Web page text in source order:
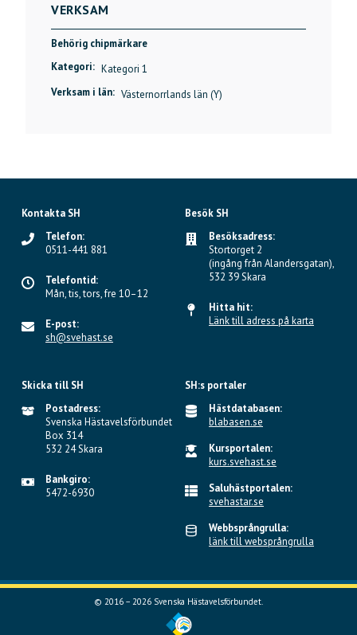
VERKSAM
Behörig chipmärkare
Kategori: Kategori 1
Verksam i län: Västernorrlands län (Y)
Kontakta SH
Telefon:
0511-441 881
Telefontid:
Mån, tis, tors, fre 10–12
E-post:
sh@svehast.se
Besök SH
Besöksadress:
Stortorget 2
(ingång från Alandersgatan),
532 39 Skara
Hitta hit:
Länk till adress på karta
Skicka till SH
Postadress:
Svenska Hästavelsförbundet
Box 314
532 24 Skara
Bankgiro:
5472-6930
SH:s portaler
Hästdatabasen:
blabasen.se
Kursportalen:
kurs.svehast.se
Saluhästportalen:
svehastar.se
Webbsprångrulla:
länk till websprångrulla
© 2016 – 2026 Svenska Hästavelsförbundet.